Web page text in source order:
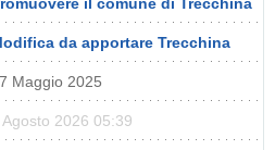
da apportare Trecchina
Maggio 2025
Agosto 2026 05:39